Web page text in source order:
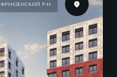
ФРУНЗЕНСКИЙ Р-Н